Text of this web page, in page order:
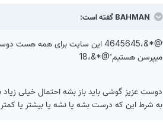
ً@*&،4645645 این سایت برای
میپرسن هستیم ً@*&،18
به شرط این که درست بشه یا نشه یا بیشتر یا